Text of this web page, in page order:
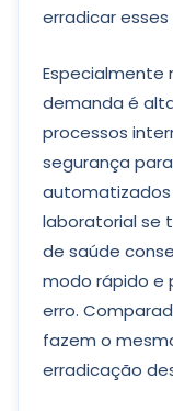
erradicar
Especialmente
demanda é
processos
segurança
automatizados
laboratorial se
de saúde
modo rápido e
erro.
fazem o
erradicação